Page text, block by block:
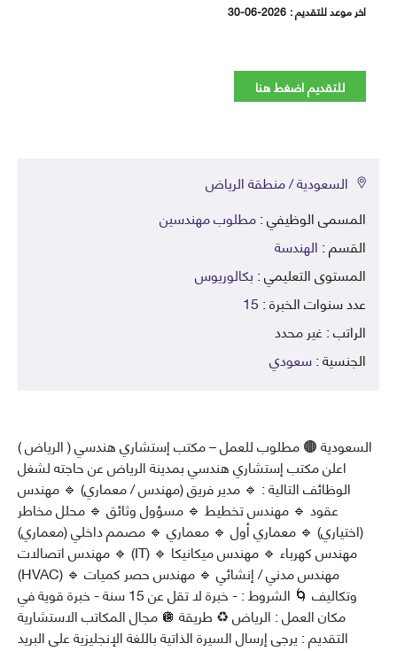
موعد للتقديم :30-06-2026
للتقديم اضغط هنا
السعودية / منطقة الرياض
الوظيفي :مطلوب مهندسين
:الهندسة
التعليمي :بكالوريوس
سنوات الخبرة :15
:غير محدد
:سعودي
🟤 مطلوب للعمل – مكتب إستشاري هندسي ( الرياض )
اعلن مكتب إستشاري هندسي بمدينة الرياض عن حاجته لشغل
الوظائف التالية : 🔹 مدير فريق (مهندس / معماري) 🔹 مهندس
عقود 🔹 مهندس تخطيط 🔹 مسؤول وثائق 🔹 محلل مخاطر
🔹 معماري أول 🔹 معماري 🔹 مصمم داخلي (معماري)
🔹 مهندس اتصالات (IT) 🔹 مهندس كهرباء 🔹 مهندس ميكانيكا
(HVAC) 🔹 مهندس مدني / إنشائي 🔹 مهندس حصر كميات
وتكاليف 🌀 الشروط : - خبرة لا تقل عن 15 سنة - خبرة قوية في
مجال المكاتب الاستشارية 🪩 مكان العمل : الرياض ♻️ طريقة
التقديم : يرجى إرسال السيرة الذاتية باللغة الإنجليزية على البريد